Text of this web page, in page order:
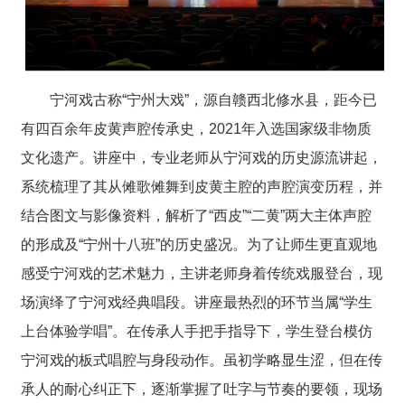
宁河戏古称“宁州大戏”，源自赣西北修水县，距今已
有四百余年皮黄声腔传承史，2021年入选国家级非物质
文化遗产。讲座中，专业老师从宁河戏的历史源流讲起，
系统梳理了其从傩歌傩舞到皮黄主腔的声腔演变历程，并
结合图文与影像资料，解析了“西皮”“二黄”两大主体声腔
的形成及“宁州十八班”的历史盛况。为了让师生更直观地
感受宁河戏的艺术魅力，主讲老师身着传统戏服登台，现
场演绎了宁河戏经典唱段。讲座最热烈的环节当属“学生
上台体验学唱”。在传承人手把手指导下，学生登台模仿
宁河戏的板式唱腔与身段动作。虽初学略显生涩，但在传
承人的耐心纠正下，逐渐掌握了吐字与节奏的要领，现场